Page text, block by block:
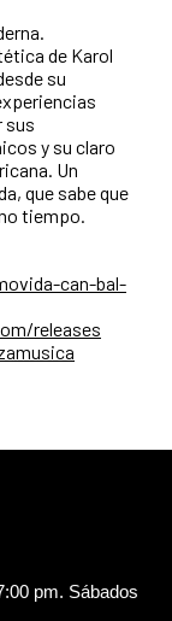
de Karol
su
sus
y su claro
Un
que sabe que
tiempo.
can-bal-
releases
pm. Sábados